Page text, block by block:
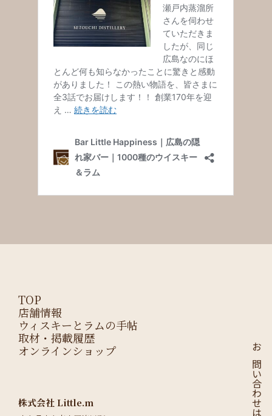
TOP
店舗情報
ウィスキーとラムの手帖
取材・掲載履歴
オンラインショップ
株式会社 Little.m